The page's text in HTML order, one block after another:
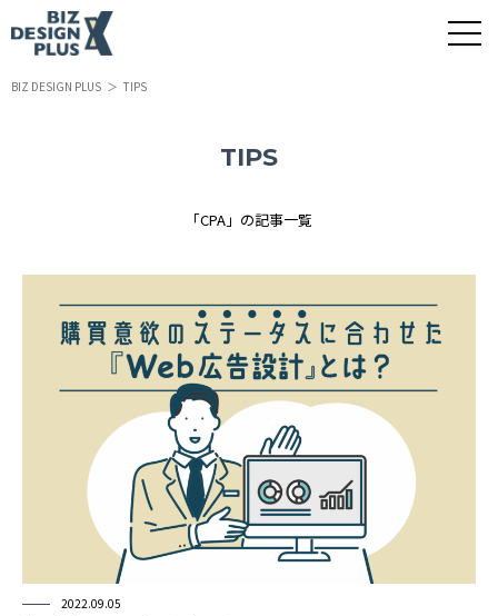
BIZ DESIGN PLUS TIPS
TIPS
「CPA」の記事一覧
2022.09.05